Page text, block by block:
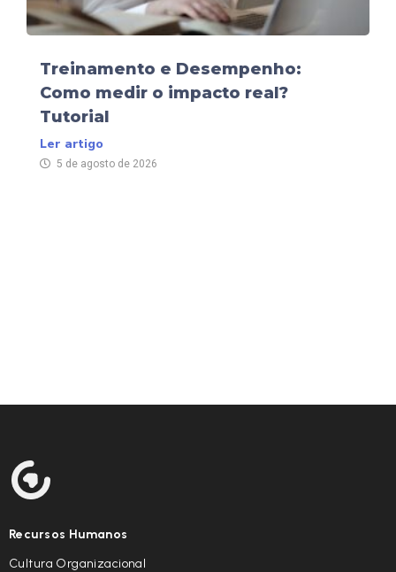
Treinamento e Desempenho:
Como medir o impacto real?
Tutorial
Ler artigo
5 de agosto de 2026
Recursos Humanos
Cultura Organizacional